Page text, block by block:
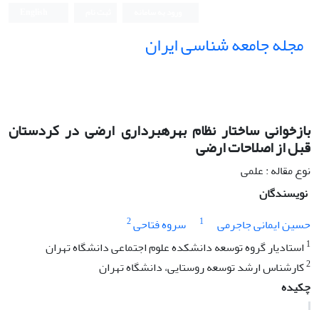
مجله جامعه شناسی ایران
بازخوانى ساختار نظام بهرهبردارى ارضى در کردستان
قبل از اصلاحات ارضى
نوع مقاله : علمی
نویسندگان
حسین ایمانى جاجرمى
1 سروه فتاحى2
1 استادیار گروه توسعه دانشکده علوم اجتماعى دانشگاه تهران
2کارشناس ارشد توسعه روستایى، دانشگاه تهران
چکیده